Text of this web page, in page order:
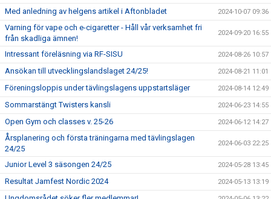
Med anledning av helgens artikel i Aftonbladet 2024-10-07 09:36
Varning för vape och e-cigaretter - Håll vår verksamhet fri
från skadliga ämnen!
2024-09-20 16:55
Intressant föreläsning via RF-SISU 2024-08-26 10:57
Ansökan till utvecklingslandslaget 24/25! 2024-08-21 11:01
Föreningsloppis under tävlingslagens uppstartsläger 2024-08-14 12:49
Sommarstängt Twisters kansli 2024-06-23 14:55
Open Gym och classes v. 25-26 2024-06-12 14:27
Årsplanering och första träningarna med tävlingslagen
24/25
2024-06-03 22:25
Junior Level 3 säsongen 24/25 2024-05-28 13:45
Resultat Jamfest Nordic 2024 2024-05-13 13:19